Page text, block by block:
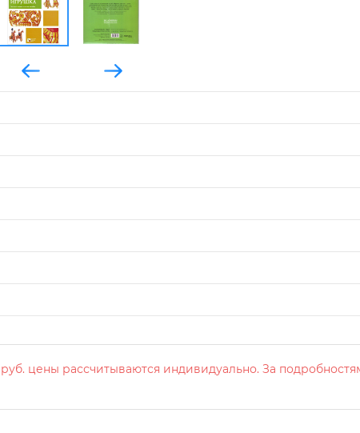
цены рассчитываются индивидуально. За